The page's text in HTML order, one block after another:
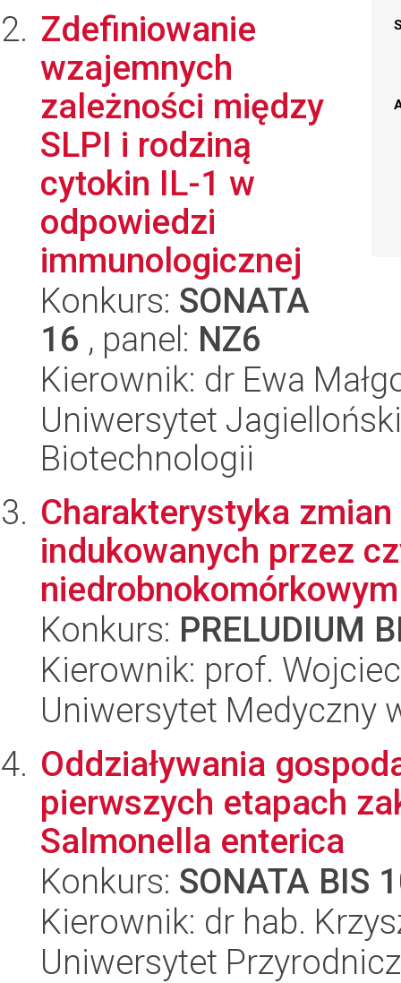
Zdefiniowanie
wzajemnych
zależności między
SLPI i rodziną
cytokin IL-1 w
odpowiedzi
immunologicznej
Konkurs: SONATA
16 , panel: NZ6
Kierownik: dr Ewa
Uniwersytet
Biotechnologii
Charakterystyka
indukowanych przez
Konkurs: PRELUDIUM
Kierownik: prof.
Uniwersytet Medyczny
Oddziaływania
pierwszych etapach
Salmonella enterica
Konkurs: SONATA BIS
Kierownik: dr hab.
Uniwersytet